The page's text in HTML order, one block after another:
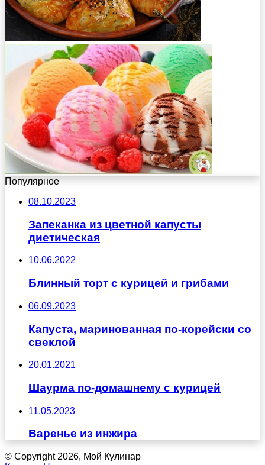
Популярное
08.10.2023
Запеканка из цветной капусты
диетическая
10.06.2022
Блинный торт с курицей и грибами
06.09.2023
Капуста, маринованная по-корейски со
свеклой
20.01.2021
Шаурма по-домашнему с курицей
11.05.2023
Варенье из инжира
© Copyright 2026, Мой Кулинар